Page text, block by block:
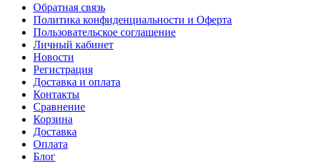
Обратная связь
Политика конфиденциальности и Оферта
Пользовательское соглашение
Личный кабинет
Новости
Регистрация
Доставка и оплата
Контакты
Сравнение
Корзина
Доставка
Оплата
Блог